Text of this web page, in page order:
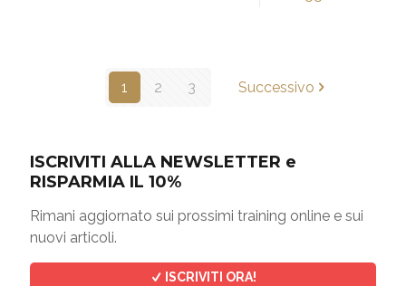
1 2 3 Successivo
ISCRIVITI ALLA NEWSLETTER e
RISPARMIA IL 10%
Rimani aggiornato sui prossimi training online e sui
nuovi articoli.
ISCRIVITI ORA!